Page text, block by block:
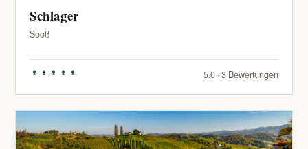
Schlager
Sooß
5.0 · 3 Bewertungen